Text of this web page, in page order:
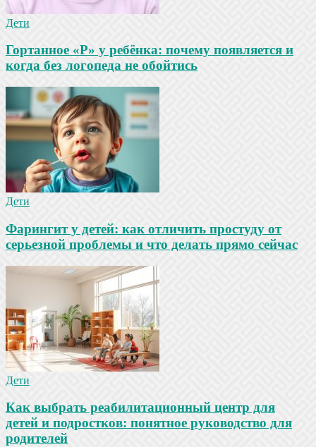
Дети
Гортанное «Р» у ребёнка: почему появляется и
когда без логопеда не обойтись
Дети
Фарингит у детей: как отличить простуду от
серьезной проблемы и что делать прямо сейчас
Дети
Как выбрать реабилитационный центр для
детей и подростков: понятное руководство для
родителей